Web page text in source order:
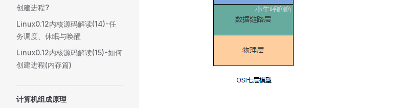
创建进程?
Linux0.12内核源码解读(14)-任
务调度、休眠与唤醒
Linux0.12内核源码解读(15)-如何
创建进程(内存篇)
计算机组成原理